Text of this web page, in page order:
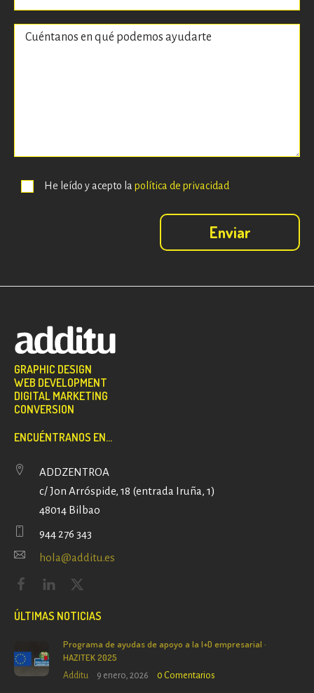
He leído y acepto la política de privacidad
GRAPHIC DESIGN
WEB DEVELOPMENT
DIGITAL MARKETING
CONVERSION
ENCUÉNTRANOS EN...
ADDZENTROA
c/ Jon Arróspide, 18 (entrada Iruña, 1)
48014 Bilbao
944 276 343
hola@additu.es
ÚLTIMAS NOTICIAS
Programa de ayudas de apoyo a la I+D empresarial ·
HAZITEK 2025
Additu 9 enero, 2026 0 Comentarios